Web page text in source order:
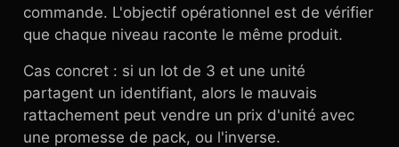
commande. L'objectif opérationnel est de vérifier
que chaque niveau raconte le même produit.
Cas concret : si un lot de 3 et une unité
partagent un identifiant, alors le mauvais
rattachement peut vendre un prix d'unité avec
une promesse de pack, ou l'inverse.